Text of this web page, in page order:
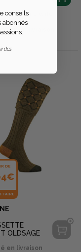
pointssur la carte
en livraison
DE
OLDSAGE
en livraison
conseils
abonnés
des